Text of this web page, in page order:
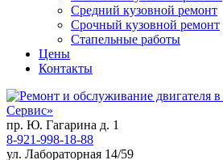
Средний кузовной ремонт
Срочный кузовной ремонт
Стапельные работы
Цены
Контакты
пр. Ю. Гагарина д. 1
8-921-998-18-88
ул. Лабораторная 14/59